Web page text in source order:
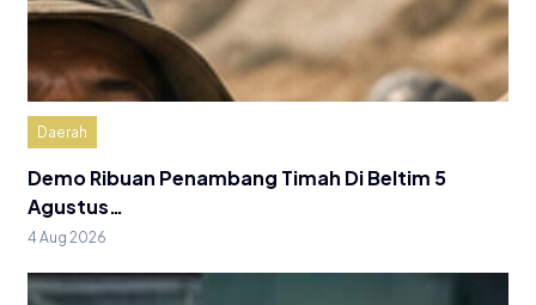
Daerah
Demo Ribuan Penambang Timah Di Beltim 5
Agustus…
4 Aug 2026